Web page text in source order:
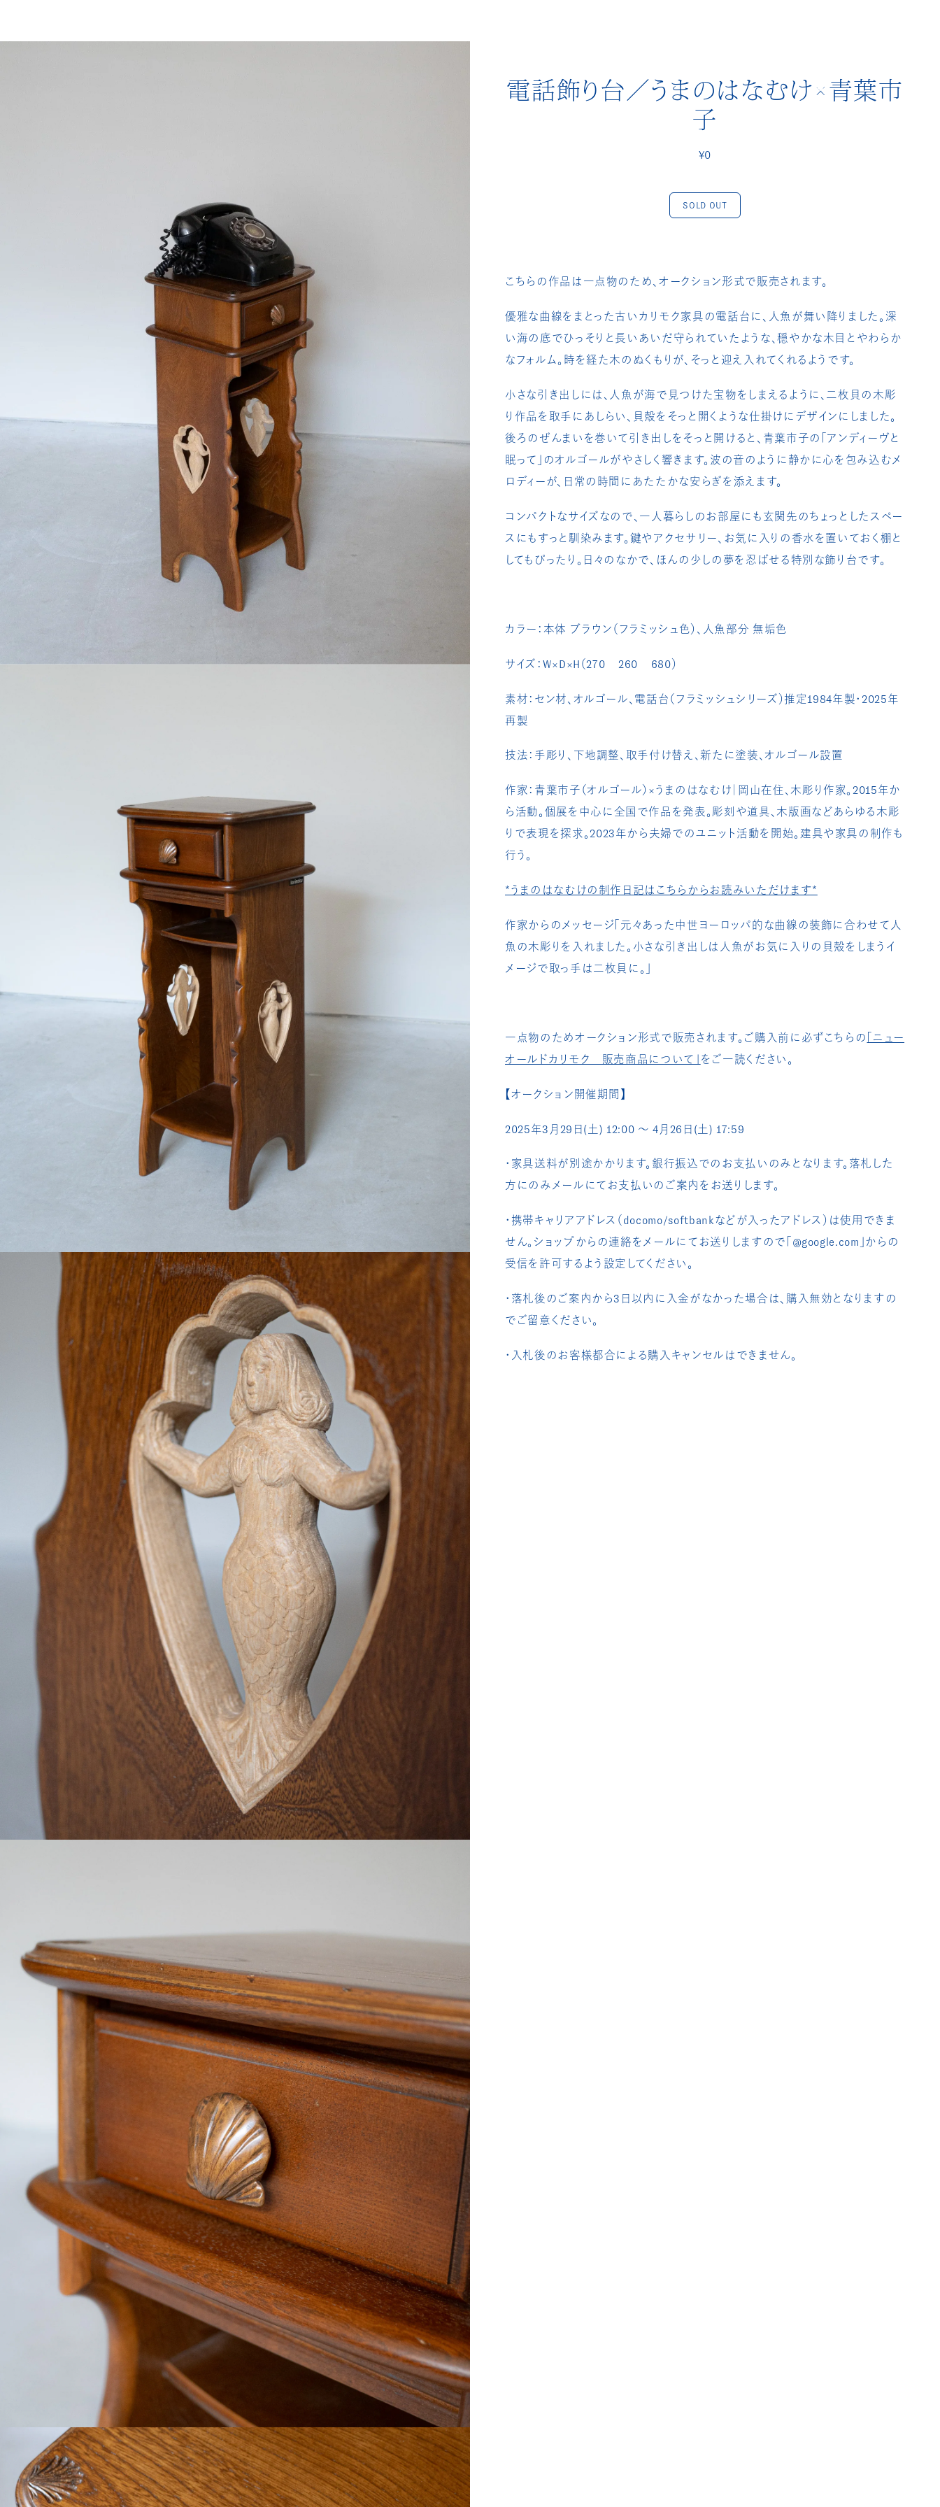
電話飾り台／うまのはなむけ×青葉市
子
¥0
SOLD OUT
こちらの作品は一点物のため、オークション形式で販売されます。
優雅な曲線をまとった古いカリモク家具の電話台に、人魚が舞い降りました。深
い海の底でひっそりと長いあいだ守られていたような、穏やかな木目とやわらか
なフォルム。時を経た木のぬくもりが、そっと迎え入れてくれるようです。
小さな引き出しには、人魚が海で見つけた宝物をしまえるように、二枚貝の木彫
り作品を取手にあしらい、貝殻をそっと開くような仕掛けにデザインにしました。
後ろのぜんまいを巻いて引き出しをそっと開けると、青葉市子の「アンディーヴと
眠って」のオルゴールがやさしく響きます。波の音のように静かに心を包み込むメ
ロディーが、日常の時間にあたたかな安らぎを添えます。
コンパクトなサイズなので、一人暮らしのお部屋にも玄関先のちょっとしたスペー
スにもすっと馴染みます。鍵やアクセサリー、お気に入りの香水を置いておく棚と
してもぴったり。日々のなかで、ほんの少しの夢を忍ばせる特別な飾り台です。
カラー：本体 ブラウン（フラミッシュ色）、人魚部分 無垢色
サイズ：W×D×H（270 260 680）
素材：セン材、オルゴール、電話台（フラミッシュシリーズ）推定1984年製・2025年
再製
技法：手彫り、下地調整、取手付け替え、新たに塗装、オルゴール設置
作家： 青葉市子（オルゴール）×うまのはなむけ｜ 岡山在住、木彫り作家。 2015年か
ら活動。 個展を中心に全国で作品を発表。 彫刻や道具、木版画などあらゆる木彫
りで表現を探求。 2023年から夫婦でのユニット活動を開始。 建具や家具の制作も
行う。
*うまのはなむけの制作日記はこちらからお読みいただけます*
作家からのメッセージ「元々あった中世ヨーロッパ的な曲線の装飾に合わせて人
魚の木彫りを入れました。小さな引き出しは人魚がお気に入りの貝殻をしまうイ
メージで取っ手は二枚貝に。」
一点物のためオークション形式で販売されます。ご購入前に必ずこちらの
「ニュー
オールドカリモク 販売商品について」 をご一読ください。
【オークション開催期間】
2025年3月29日(土) 12:00 〜 4月26日(土) 17:59
・ 家具送料が別途かかります。銀行振込でのお支払いのみとなります。落札した
方にのみメールにてお支払いのご案内をお送りします。
・携帯キャリアアドレス（docomo/softbankなどが入ったアドレス）は使用できま
せん。ショップからの連絡をメールにてお送りしますので「@google.com」からの
受信を許可するよう設定してください。
・落札後のご案内から3日以内に入金がなかった場合は、購入無効となりますの
でご留意ください。
・入札後のお客様都合による購入キャンセルはできません。